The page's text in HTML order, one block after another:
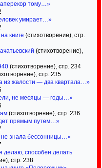
тому…»
умирает…»
книге (стихотворение), стр.
(стихотворение),
(стихотворение), стр. 234
стр. 235
из жалости — два квартала…»
не месяцы — годы…»
(стихотворение), стр. 236
прямым путем…»
не знала бессонницы…»
делаю, способен делать
стр. 238